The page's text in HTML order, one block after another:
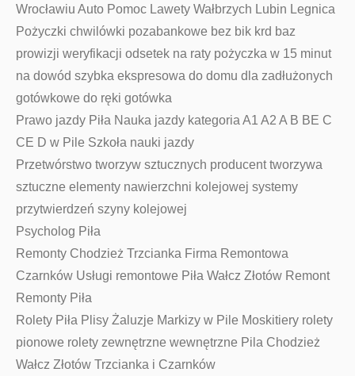
Wrocławiu Auto Pomoc Lawety Wałbrzych Lubin Legnica
Pożyczki chwilówki pozabankowe bez bik krd baz
prowizji weryfikacji odsetek na raty pożyczka w 15 minut
na dowód szybka ekspresowa do domu dla zadłużonych
gotówkowe do ręki gotówka
Prawo jazdy Piła Nauka jazdy kategoria A1 A2 A B BE C
CE D‎ w Pile Szkoła nauki jazdy
Przetwórstwo tworzyw sztucznych producent tworzywa
sztuczne elementy nawierzchni kolejowej systemy
przytwierdzeń szyny kolejowej
Psycholog Piła
Remonty Chodzież Trzcianka Firma Remontowa
Czarnków Usługi remontowe Piła Wałcz Złotów Remont
Remonty Piła
Rolety Piła Plisy Żaluzje Markizy w Pile Moskitiery rolety
pionowe rolety zewnętrzne wewnętrzne Pila Chodzież
Wałcz Złotów Trzcianka i Czarnków